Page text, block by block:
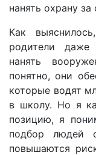
нанять охрану за
Как
родители даже
нанять
понятно, они
которые водят
в школу. Но я
позицию, я
подбор людей
повышаются